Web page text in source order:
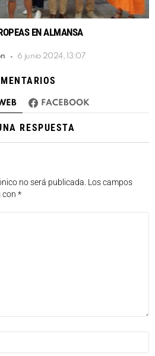
EN ALMANSA
6 junio 2024, 13:07
FACEBOOK
RESPUESTA
no será publicada. Los campos
con *